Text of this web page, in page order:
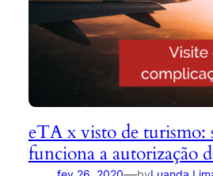
eTA x visto de turismo:
funciona a autorização